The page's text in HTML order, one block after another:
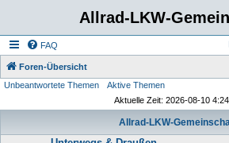
Allrad-LKW-
FAQ
Foren-Übersicht
Unbeantwortete Themen
Aktive Themen
Aktuelle Zeit: 2026-08-10
Allrad-LKW-